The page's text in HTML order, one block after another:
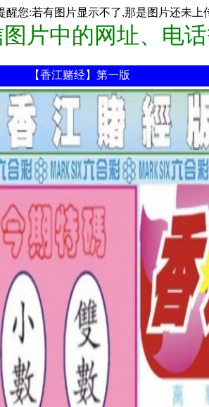
醒您:若有图片显示不了,那是图片还未上
片中的网址、电话
【香江赌经】第一版